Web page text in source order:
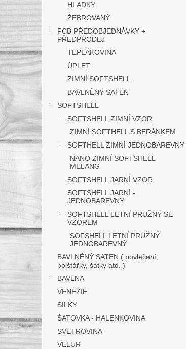
HLADKÝ
ŽEBROVANÝ
FCB PŘEDOBJEDNÁVKY +
PŘEDPRODEJ
TEPLÁKOVINA
ÚPLET
ZIMNÍ SOFTSHELL
BAVLNĚNÝ SATÉN
SOFTSHELL
SOFTSHELL ZIMNÍ VZOR
ZIMNÍ SOFTHELL S BERÁNKEM
SOFTHELL ZIMNÍ JEDNOBAREVNÝ
NANO ZIMNÍ SOFTSHELL
MELANG
SOFTSHELL JARNÍ VZOR
SOFTSHELL JARNÍ -
JEDNOBAREVNÝ
SOFTSHELL LETNÍ PRUŽNÝ SE
VZOREM
SOFSHELL LETNÍ PRUŽNÝ
JEDNOBAREVNÝ
BAVLNĚNÝ SATÉN ( povlečení,
polštářky, šátky atd. )
BAVLNA
VENEZIE
SILKY
ŠATOVKA - HALENKOVINA
SVETROVINA
VELUR